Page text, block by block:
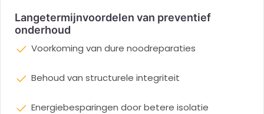
Langetermijnvoordelen van preventief
onderhoud
Voorkoming van dure noodreparaties
Behoud van structurele integriteit
Energiebesparingen door betere isolatie